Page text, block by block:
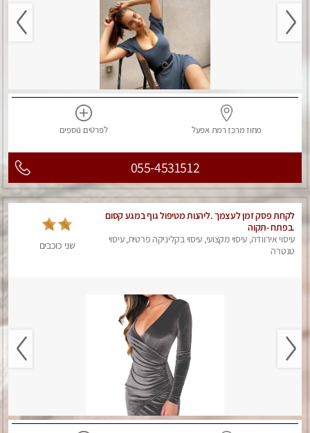
מחוז מרכזרמת אפעל לפרטים נוספים
055-4531512
לקחת פסק זמן לעצמך .ליהנות מטיפול גוף במגע קסום
.בפתח -תקוה
עיסוי אירוודה, עיסוי מקצועי, עיסוי בקליניקה פרטית, עיסוי
טנטרה
שני כוכבים